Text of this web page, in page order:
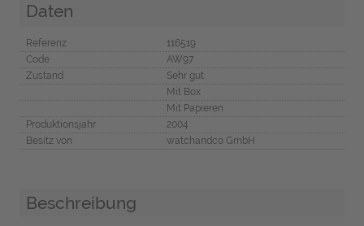
Daten
Referenz
116519
Code
AW97
Zustand
Sehr gut
Mit Box
Mit Papieren
Produktionsjahr
2004
Besitz von
watchandco GmbH
Beschreibung